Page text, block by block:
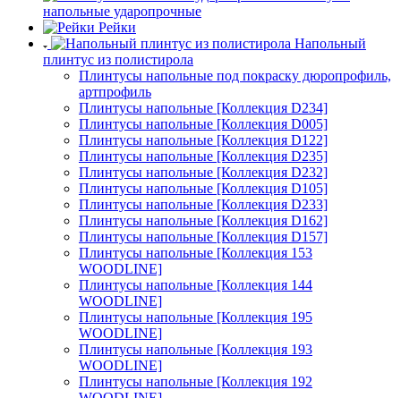
напольные ударопрочные
Рейки
Напольный
плинтус из полистирола
Плинтусы напольные под покраску дюропрофиль,
артпрофиль
Плинтусы напольные [Коллекция D234]
Плинтусы напольные [Коллекция D005]
Плинтусы напольные [Коллекция D122]
Плинтусы напольные [Коллекция D235]
Плинтусы напольные [Коллекция D232]
Плинтусы напольные [Коллекция D105]
Плинтусы напольные [Коллекция D233]
Плинтусы напольные [Коллекция D162]
Плинтусы напольные [Коллекция D157]
Плинтусы напольные [Коллекция 153
WOODLINE]
Плинтусы напольные [Коллекция 144
WOODLINE]
Плинтусы напольные [Коллекция 195
WOODLINE]
Плинтусы напольные [Коллекция 193
WOODLINE]
Плинтусы напольные [Коллекция 192